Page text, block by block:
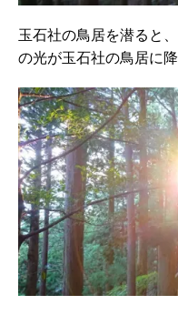
玉石社の鳥居を潜ると
の光が玉石社の鳥居に降